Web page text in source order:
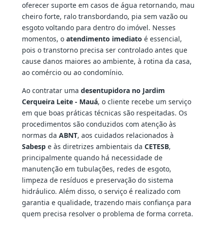
oferecer suporte em casos de água retornando, mau
cheiro forte, ralo transbordando, pia sem vazão ou
esgoto voltando para dentro do imóvel. Nesses
momentos, o atendimento imediato é essencial,
pois o transtorno precisa ser controlado antes que
cause danos maiores ao ambiente, à rotina da casa,
ao comércio ou ao condomínio.
Ao contratar uma desentupidora no Jardim
Cerqueira Leite - Mauá, o cliente recebe um serviço
em que boas práticas técnicas são respeitadas. Os
procedimentos são conduzidos com atenção às
normas da ABNT, aos cuidados relacionados à
Sabespe às diretrizes ambientais da CETESB,
principalmente quando há necessidade de
manutenção em tubulações, redes de esgoto,
limpeza de resíduos e preservação do sistema
hidráulico. Além disso, o serviço é realizado com
garantia e qualidade, trazendo mais confiança para
quem precisa resolver o problema de forma correta.